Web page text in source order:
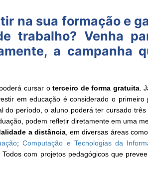
na sua formação e
trabalho? Venha
a campanha
cursar oterceiro de forma gratuita.
em educação é considerado o
do período, o aluno poderá ter cursado
podem refletir diretamente em uma
a distância, em diversas áreas
;Computação e Tecnologias da
. Todos com projetos pedagógicos que